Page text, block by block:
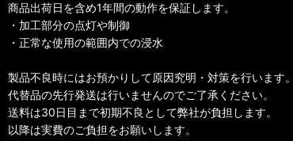
商品出荷日を含め1年間の動作を保証します。
・加工部分の点灯や制御
・正常な使用の範囲内での浸水
製品不良時にはお預かりして原因究明・対策を行います。
代替品の先行発送は行いませんのでご了承ください。
送料は30日目まで初期不良として弊社が負担します。
以降は実費のご負担をお願いします。